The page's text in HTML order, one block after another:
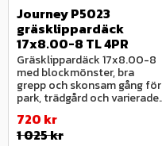
Journey P5023
gräsklippardäck
17x8.00-8 TL 4PR
Gräsklippardäck 17x8.00-8
med blockmönster, bra
grepp och skonsam gång för
park, trädgård och varierade
underlag.
720 kr
1 025kr